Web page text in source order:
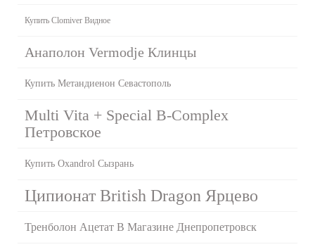
Купить Clomiver Видное
Анаполон Vermodje Клинцы
Купить Метандиенон Севастополь
Multi Vita + Special B-Complex
Петровское
Купить Oxandrol Сызрань
Ципионат British Dragon Ярцево
Тренболон Ацетат В Магазине Днепропетровск